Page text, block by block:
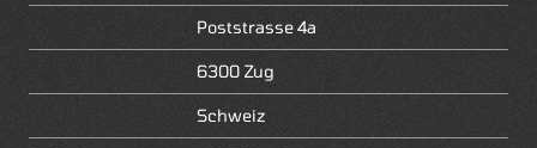
Poststrasse 4a
6300 Zug
Schweiz